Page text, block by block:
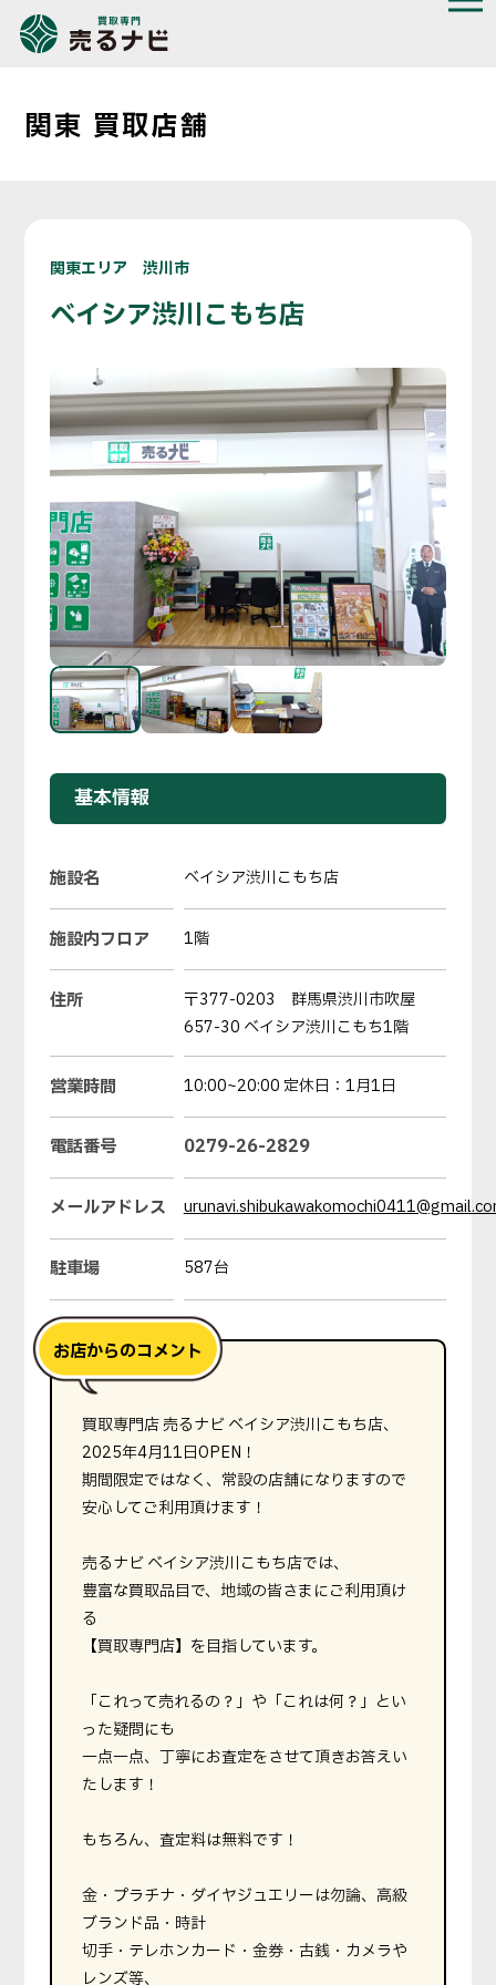
関東 買取店舗
関東エリア 渋川市
ベイシア渋川こもち店
基本情報
施設名 ベイシア渋川こもち店
施設内フロア 1階
住所
〒377-0203 群馬県渋川市吹屋
657-30 ベイシア渋川こもち1階
営業時間 10:00~20:00 定休日：1月1日
電話番号 0279-26-2829
メールアドレス
駐車場 587台
買取専門店 売るナビ ベイシア渋川こもち店、
2025年4月11日OPEN！
期間限定ではなく、常設の店舗になりますので
安心してご利用頂けます！
売るナビ ベイシア渋川こもち店では、
豊富な買取品目で、地域の皆さまにご利用頂け
る
【買取専門店】を目指しています。
「これって売れるの？」や「これは何？」とい
った疑問にも
一点一点、丁寧にお査定をさせて頂きお答えい
たします！
もちろん、査定料は無料です！
金・プラチナ・ダイヤジュエリーは勿論、高級
ブランド品・時計
切手・テレホンカード・金券・古銭・カメラや
レンズ等、